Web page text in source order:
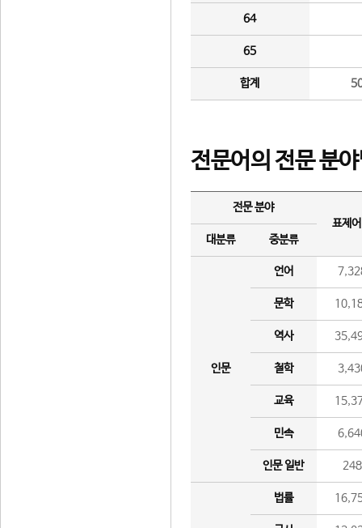
64
65
합계
전문어의 전문 분
전문 분야
표제
대분류
중분류
인문
언어
문학
역사
철학
교육
민속
인문 일반 248
법률